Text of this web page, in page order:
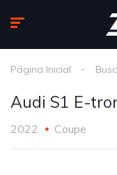
Página Inicial
Audi S1 E-
2022 Coupe